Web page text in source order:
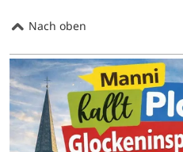
Nach oben